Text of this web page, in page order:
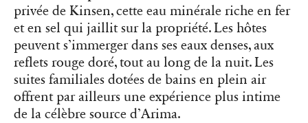
privée de Kinsen, cette eau minérale riche en fer
et en sel qui jaillit sur la propriété. Les hôtes
peuvent s’immerger dans ses eaux denses, aux
reflets rouge doré, tout au long de la nuit. Les
suites familiales dotées de bains en plein air
offrent par ailleurs une expérience plus intime
de la célèbre source d’Arima.